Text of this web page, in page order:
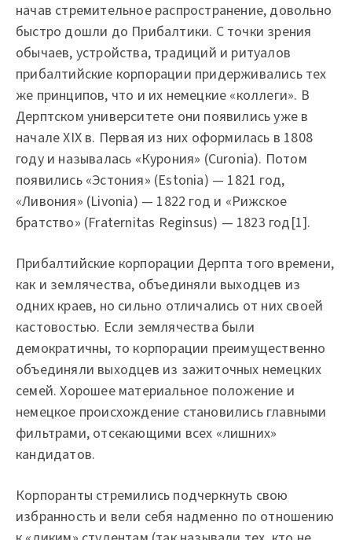
начав стремительное распространение, довольно
быстро дошли до Прибалтики. С точки зрения
обычаев, устройства, традиций и ритуалов
прибалтийские корпорации придерживались тех
же принципов, что и их немецкие «коллеги». В
Дерптском университете они появились уже в
начале XIX в. Первая из них оформилась в 1808
году и называлась «Курония» (Curonia). Потом
появились «Эстония» (Estonia) — 1821 год,
«Ливония» (Livonia) — 1822 год и «Рижское
братство» (Fraternitas Reginsus) — 1823 год[1].
Прибалтийские корпорации Дерпта того времени,
как и землячества, объединяли выходцев из
одних краев, но сильно отличались от них своей
кастовостью. Если землячества были
демократичны, то корпорации преимущественно
объединяли выходцев из зажиточных немецких
семей. Хорошее материальное положение и
немецкое происхождение становились главными
фильтрами, отсекающими всех «лишних»
кандидатов.
Корпоранты стремились подчеркнуть свою
избранность и вели себя надменно по отношению